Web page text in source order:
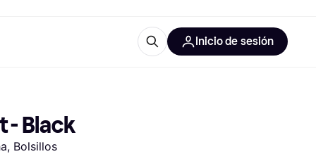
Inicio de sesión
- Black
Bolsillos